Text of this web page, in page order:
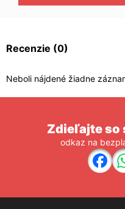
Recenzie (0)
Neboli nájdené žiadne
Zdieľajte so
odkaz na